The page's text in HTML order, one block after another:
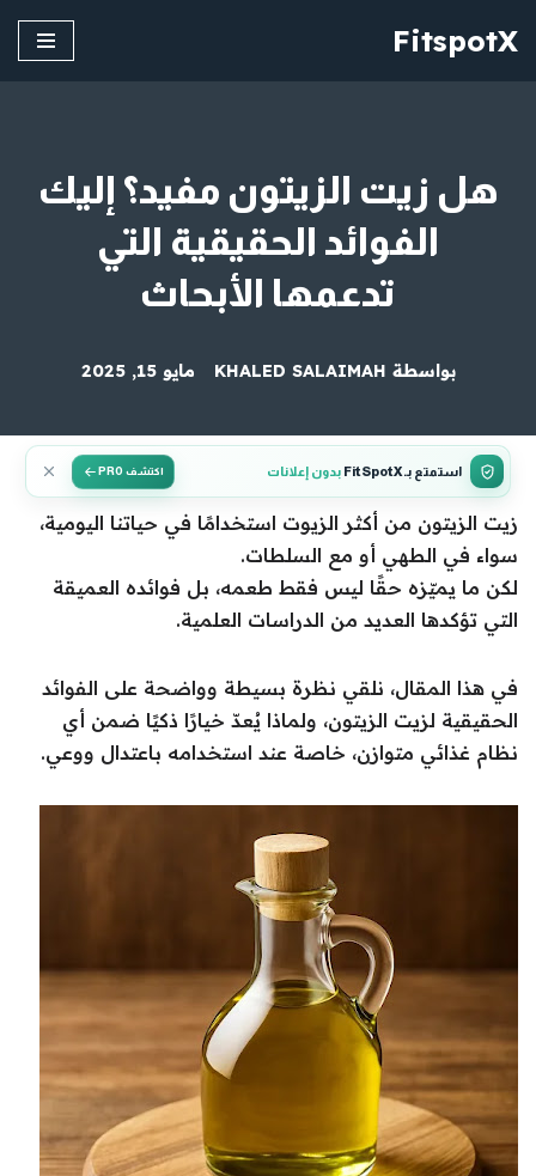
FitspotX
هل زيت الزيتون مفيد؟ إليك
الفوائد الحقيقية التي
تدعمها الأبحاث
بواسطة KHALED SALAIMAH مايو 15, 2025
استمتع بـ FitSpotX بدون إعلانات اكتشف PRO
زيت الزيتون من أكثر الزيوت استخدامًا في حياتنا اليومية،
سواء في الطهي أو مع السلطات.
لكن ما يميّزه حقًا ليس فقط طعمه، بل فوائده العميقة
التي تؤكدها العديد من الدراسات العلمية.
في هذا المقال، نلقي نظرة بسيطة وواضحة على الفوائد
الحقيقية لزيت الزيتون، ولماذا يُعدّ خيارًا ذكيًا ضمن أي
نظام غذائي متوازن، خاصة عند استخدامه باعتدال ووعي.